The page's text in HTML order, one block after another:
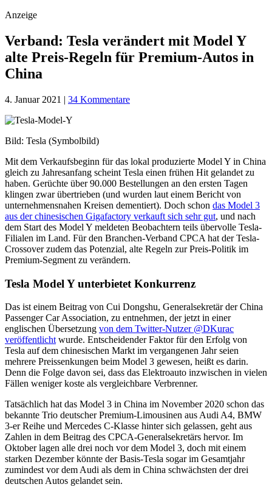
Anzeige
Verband: Tesla verändert mit Model Y
alte Preis-Regeln für Premium-Autos in
China
4. Januar 2021 | 34 Kommentare
Bild: Tesla (Symbolbild)
Mit dem Verkaufsbeginn für das lokal produzierte Model Y in China
gleich zu Jahresanfang scheint Tesla einen frühen Hit gelandet zu
haben. Gerüchte über 90.000 Bestellungen an den ersten Tagen
klingen zwar übertrieben (und wurden laut einem Bericht von
unternehmensnahen Kreisen dementiert). Doch schon das Model 3
aus der chinesischen Gigafactory verkauft sich sehr gut, und nach
dem Start des Model Y meldeten Beobachtern teils übervolle Tesla-
Filialen im Land. Für den Branchen-Verband CPCA hat der Tesla-
Crossover zudem das Potenzial, alte Regeln zur Preis-Politik im
Premium-Segment zu verändern.
Tesla Model Y unterbietet Konkurrenz
Das ist einem Beitrag von Cui Dongshu, Generalsekretär der China
Passenger Car Association, zu entnehmen, der jetzt in einer
englischen Übersetzung von dem Twitter-Nutzer @DKurac
veröffentlicht wurde. Entscheidender Faktor für den Erfolg von
Tesla auf dem chinesischen Markt im vergangenen Jahr seien
mehrere Preissenkungen beim Model 3 gewesen, heißt es darin.
Denn die Folge davon sei, dass das Elektroauto inzwischen in vielen
Fällen weniger koste als vergleichbare Verbrenner.
Tatsächlich hat das Model 3 in China im November 2020 schon das
bekannte Trio deutscher Premium-Limousinen aus Audi A4, BMW
3-er Reihe und Mercedes C-Klasse hinter sich gelassen, geht aus
Zahlen in dem Beitrag des CPCA-Generalsekretärs hervor. Im
Oktober lagen alle drei noch vor dem Model 3, doch mit einem
starken Dezember könnte der Basis-Tesla sogar im Gesamtjahr
zumindest vor dem Audi als dem in China schwächsten der drei
deutschen Autos gelandet sein.